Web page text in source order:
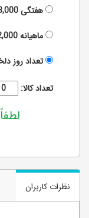
هفتگی
ماهیانه
تعداد روز
تعداد کالا:
نظرات کاربران